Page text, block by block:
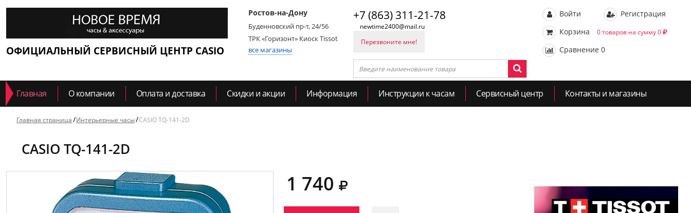
ОФИЦИАЛЬНЫЙ СЕРВИСНЫЙ ЦЕНТР CASIO
Ростов-на-Дону
Буденновский пр-т, 24/56
ТРК «Горизонт» Киоск Tissot
все магазины
+7 (863) 311-21-78
newtime2400@mail.ru
Перезвоните мне!
Войти
Регистрация
Корзина
0 товаров на сумму 0
Сравнение 0
Главная О компании Оплата и доставка Скидки и акции Информация Инструкции к часам Сервисный центр Контакты и магазины
Главная страница Интерьерные часы CASIO TQ-141-2D
CASIO TQ-141-2D
1 740